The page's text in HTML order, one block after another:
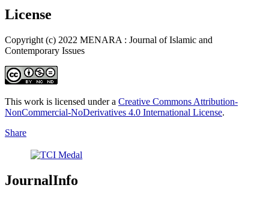
License
Copyright (c) 2022 MENARA : Journal of Islamic and
Contemporary Issues
This work is licensed under a Creative Commons Attribution-
NonCommercial-NoDerivatives 4.0 International License.
Share
JournalInfo